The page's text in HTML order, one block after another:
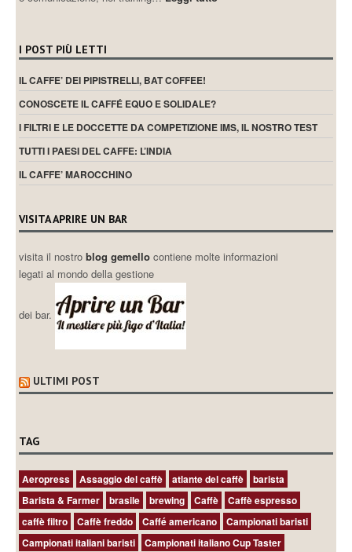
I POST PIÙ LETTI
IL CAFFE’ DEI PIPISTRELLI, BAT COFFEE!
CONOSCETE IL CAFFÉ EQUO E SOLIDALE?
I FILTRI E LE DOCCETTE DA COMPETIZIONE IMS, IL NOSTRO TEST
TUTTI I PAESI DEL CAFFE: L’INDIA
IL CAFFE’ MAROCCHINO
VISITA APRIRE UN BAR
visita il nostroblog gemellocontiene molte informazioni
legati al mondo della gestione
dei bar.
ULTIMI POST
TAG
Aeropress Assaggio del caffè atlante del caffè
barista
Barista & Farmer
brasile brewing Caffè
Caffè espresso
caffè filtro
Caffè freddo Caffé americano
Campionati baristi
Campionati italiani baristi
Campionati italiano Cup Taster